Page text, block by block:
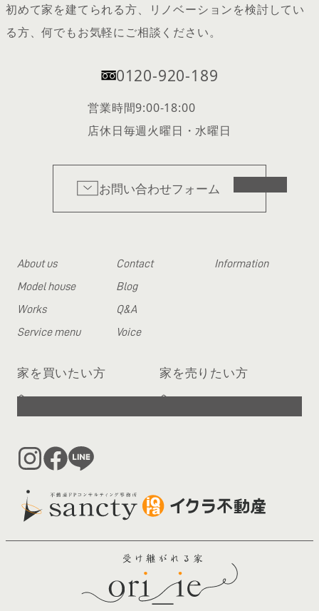
初めて家を建てられる方、リノベーションを検討してい
る方、何でもお気軽にご相談ください。
0120-920-189
営業時間9:00-18:00
店休日毎週火曜日・水曜日
お問い合わせフォーム
About us
Model house
Works
Service menu
Contact
Blog
Q&A
Voice
Information
家を買いたい方
へ
家を売りたい方
へ